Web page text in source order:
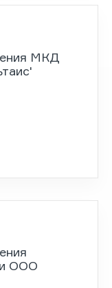
МКД
ООО